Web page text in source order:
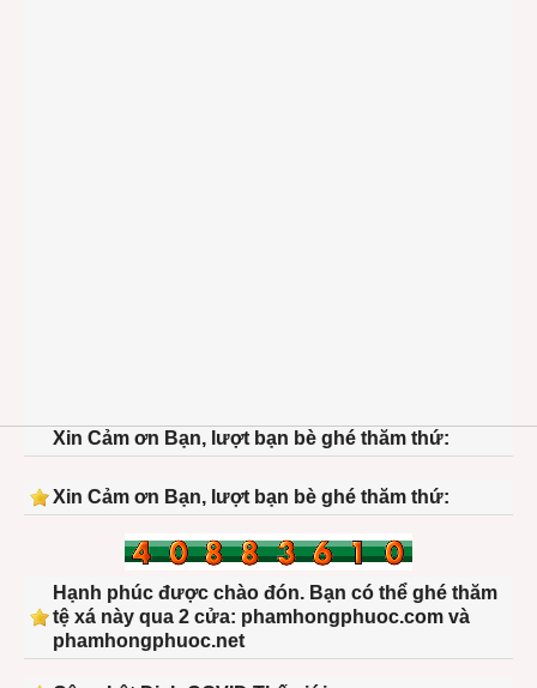
Xin Cảm ơn Bạn, lượt bạn bè ghé thăm thứ:
Xin Cảm ơn Bạn, lượt bạn bè ghé thăm thứ:
Hạnh phúc được chào đón. Bạn có thể ghé thăm
tệ xá này qua 2 cửa: phamhongphuoc.com và
phamhongphuoc.net